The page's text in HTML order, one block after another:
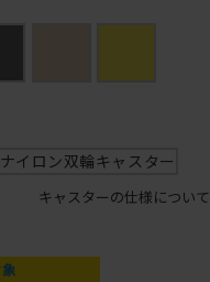
ナイロン双輪キャスター
キャスターの仕様について